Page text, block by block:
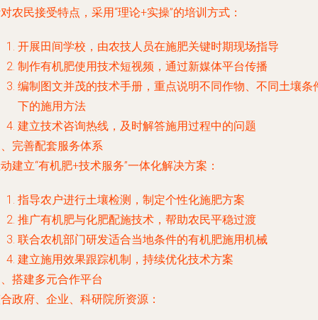
农民接受特点，采用“理论+实操”的培训方式：
开展田间学校，由农技人员在施肥关键时期现场指导
制作有机肥使用技术短视频，通过新媒体平台传播
编制图文并茂的技术手册，重点说明不同作物、不同土壤条
下的施用方法
建立技术咨询热线，及时解答施用过程中的问题
完善配套服务体系
建立“有机肥+技术服务”一体化解决方案：
指导农户进行土壤检测，制定个性化施肥方案
推广有机肥与化肥配施技术，帮助农民平稳过渡
联合农机部门研发适合当地条件的有机肥施用机械
建立施用效果跟踪机制，持续优化技术方案
搭建多元合作平台
政府、企业、科研院所资源：